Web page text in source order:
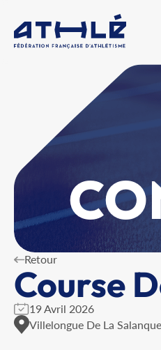
Retour
Course
19 Avril 2026
Villelongue De La